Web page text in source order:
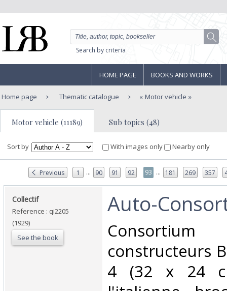
Search by criteria
HOME PAGE BOOKS AND WORKS
Home page Thematic catalogue Motor vehicle
Motor vehicle (11189) Sub topics (48)
Sort by With images only Nearby only
Previous 1 ... 90 91 92 93 ... 181 269 357
‎Collectif‎
Reference : qi2205
(1929)
See the book
‎Auto-
constructeurs
4 (32 x 24